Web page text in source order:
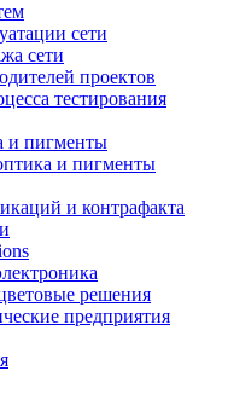
сети
сети
проектов
тестирования
и пигменты
и пигменты
и контрафакта
решения
предприятия